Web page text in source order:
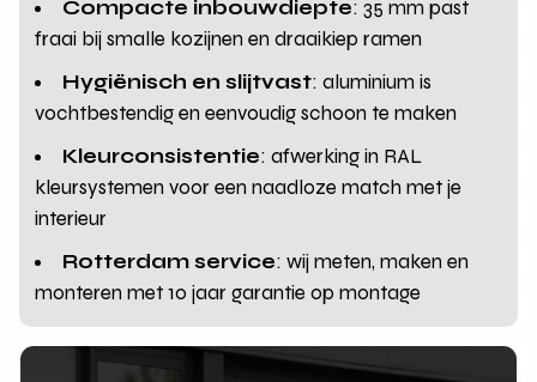
Compacte inbouwdiepte: 35 mm past
fraai bij smalle kozijnen en draaikiep ramen
Hygiënisch en slijtvast: aluminium is
vochtbestendig en eenvoudig schoon te maken
Kleurconsistentie: afwerking in RAL
kleursystemen voor een naadloze match met je
interieur
Rotterdam service: wij meten, maken en
monteren met 10 jaar garantie op montage